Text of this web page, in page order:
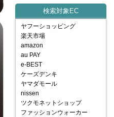
検索対象EC
ヤフーショッピング
楽天市場
amazon
au PAY
e-BEST
ケーズデンキ
ヤマダモール
nissen
ツクモネットショップ
ファッションウォーカー